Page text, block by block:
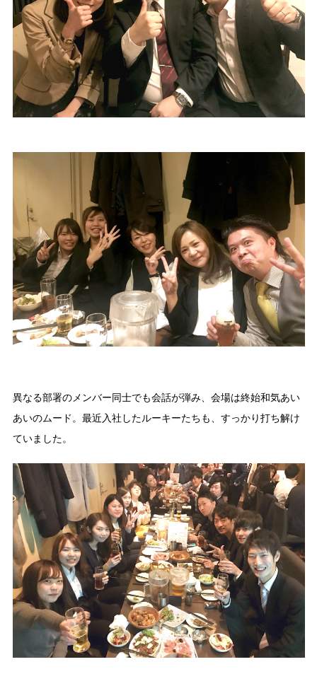
異なる部署のメンバー同士でも会話が弾み、会場は終始和気あい
あいのムード。最近入社したルーキーたちも、すっかり打ち解け
ていました。